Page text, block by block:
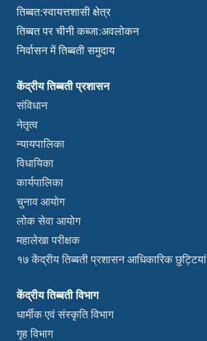
तिब्बत:स्वायत्तशासी क्षेत्र
तिब्बत पर चीनी कब्जा:अवलोकन
निर्वासन में तिब्बती समुदाय
केंद्रीय तिब्बती प्रशासन
संविधान
नेतृत्व
न्यायपालिका
विधायिका
कार्यपालिका
चुनाव आयोग
लोक सेवा आयोग
महालेखा परीक्षक
१७ केंद्रीय तिब्बती प्रशासन आधिकारिक छुट्टियां
केंद्रीय तिब्बती विभाग
धार्मीक एवं संस्कृति विभाग
गृह विभाग